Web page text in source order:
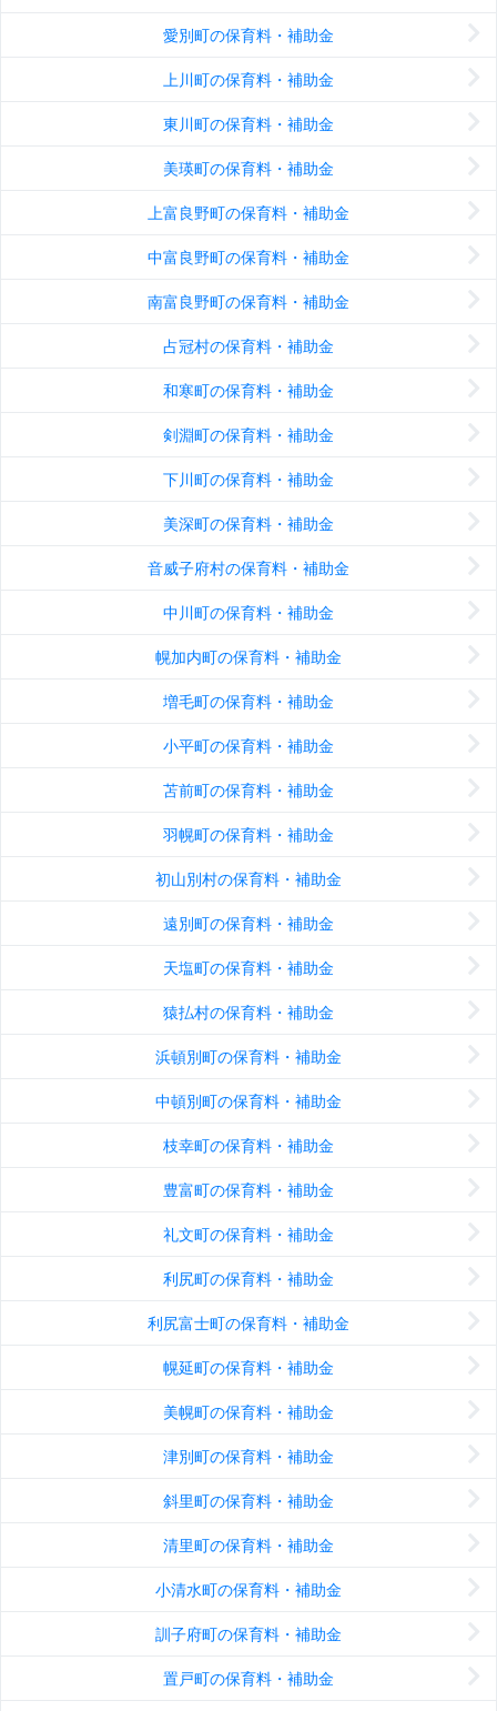
愛別町の保育料・補助金
上川町の保育料・補助金
東川町の保育料・補助金
美瑛町の保育料・補助金
上富良野町の保育料・補助金
中富良野町の保育料・補助金
南富良野町の保育料・補助金
占冠村の保育料・補助金
和寒町の保育料・補助金
剣淵町の保育料・補助金
下川町の保育料・補助金
美深町の保育料・補助金
音威子府村の保育料・補助金
中川町の保育料・補助金
幌加内町の保育料・補助金
増毛町の保育料・補助金
小平町の保育料・補助金
苫前町の保育料・補助金
羽幌町の保育料・補助金
初山別村の保育料・補助金
遠別町の保育料・補助金
天塩町の保育料・補助金
猿払村の保育料・補助金
浜頓別町の保育料・補助金
中頓別町の保育料・補助金
枝幸町の保育料・補助金
豊富町の保育料・補助金
礼文町の保育料・補助金
利尻町の保育料・補助金
利尻富士町の保育料・補助金
幌延町の保育料・補助金
美幌町の保育料・補助金
津別町の保育料・補助金
斜里町の保育料・補助金
清里町の保育料・補助金
小清水町の保育料・補助金
訓子府町の保育料・補助金
置戸町の保育料・補助金